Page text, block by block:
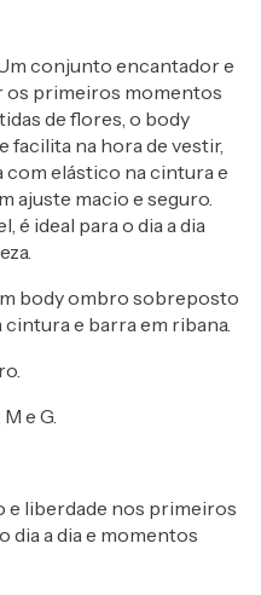
conjunto encantador e
os primeiros momentos
de flores, o body
na hora de vestir,
elástico na cintura e
ajuste macio e seguro.
é ideal para o dia a dia
body ombro sobreposto
e barra em ribana.
e G.
liberdade nos primeiros
dia a dia e momentos